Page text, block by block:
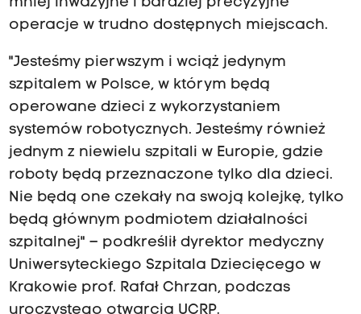
operacje w trudno dostępnych miejscach.
"Jesteśmy pierwszym i wciąż jedynym
szpitalem w Polsce, w którym będą
operowane dzieci z wykorzystaniem
systemów robotycznych. Jesteśmy również
jednym z niewielu szpitali w Europie, gdzie
roboty będą przeznaczone tylko dla dzieci.
Nie będą one czekały na swoją kolejkę, tylko
będą głównym podmiotem działalności
szpitalnej" – podkreślił dyrektor medyczny
Uniwersyteckiego Szpitala Dziecięcego w
Krakowie prof. Rafał Chrzan, podczas
uroczystego otwarcia UCRP.